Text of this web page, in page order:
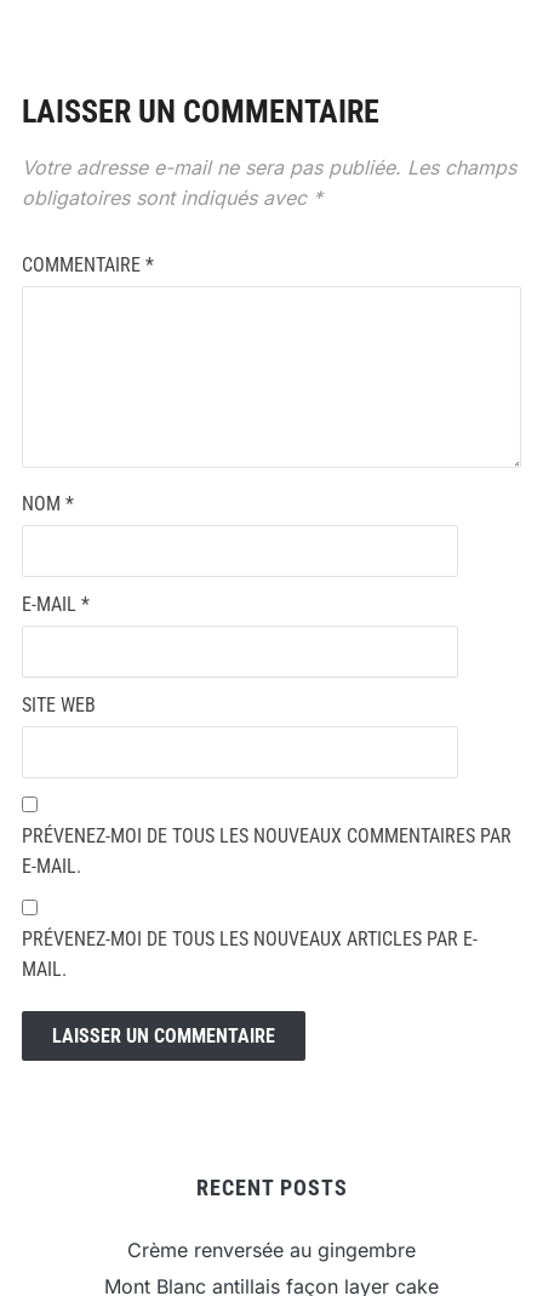
LAISSER UN COMMENTAIRE
Votre adresse e-mail ne sera pas publiée. Les champs
obligatoires sont indiqués avec *
COMMENTAIRE *
NOM *
E-MAIL *
SITE WEB
PRÉVENEZ-MOI DE TOUS LES NOUVEAUX COMMENTAIRES PAR
E-MAIL.
PRÉVENEZ-MOI DE TOUS LES NOUVEAUX ARTICLES PAR E-
MAIL.
RECENT POSTS
Crème renversée au gingembre
Mont Blanc antillais façon layer cake